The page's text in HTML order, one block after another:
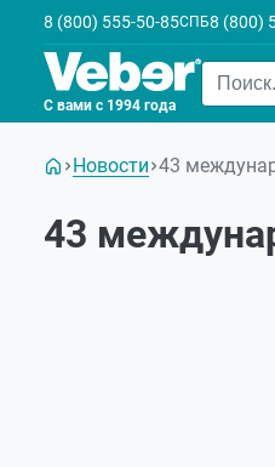
8 (800) 555-50-85СПБ8 (800)
С вами с 1994 года
Новости 43
43